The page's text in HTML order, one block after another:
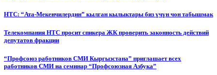
НТС: “Ата-Мекенчилердин” кылган кылыктары биз үчүн чон табышмак
Телекомпания НТС просит спикера ЖК проверить законность действий
депутатов фракции
“Профсоюз работников СМИ Кыргызстана” приглашает всех
работников СМИ на семинар “Профсоюзная Азбука”